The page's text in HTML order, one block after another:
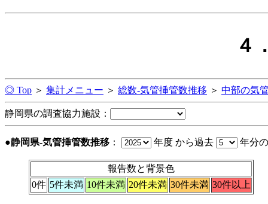
４
◎ Top ＞ 集計メニュー ＞ 総数-気管挿管数推移 ＞ 中部の気
静岡県の調査協力施設：
●静岡県-気管挿管数推移 ： 年度 から過去 年分
報告数と背景色
0件 5件未満 10件未満 20件未満 30件未満 30件以上